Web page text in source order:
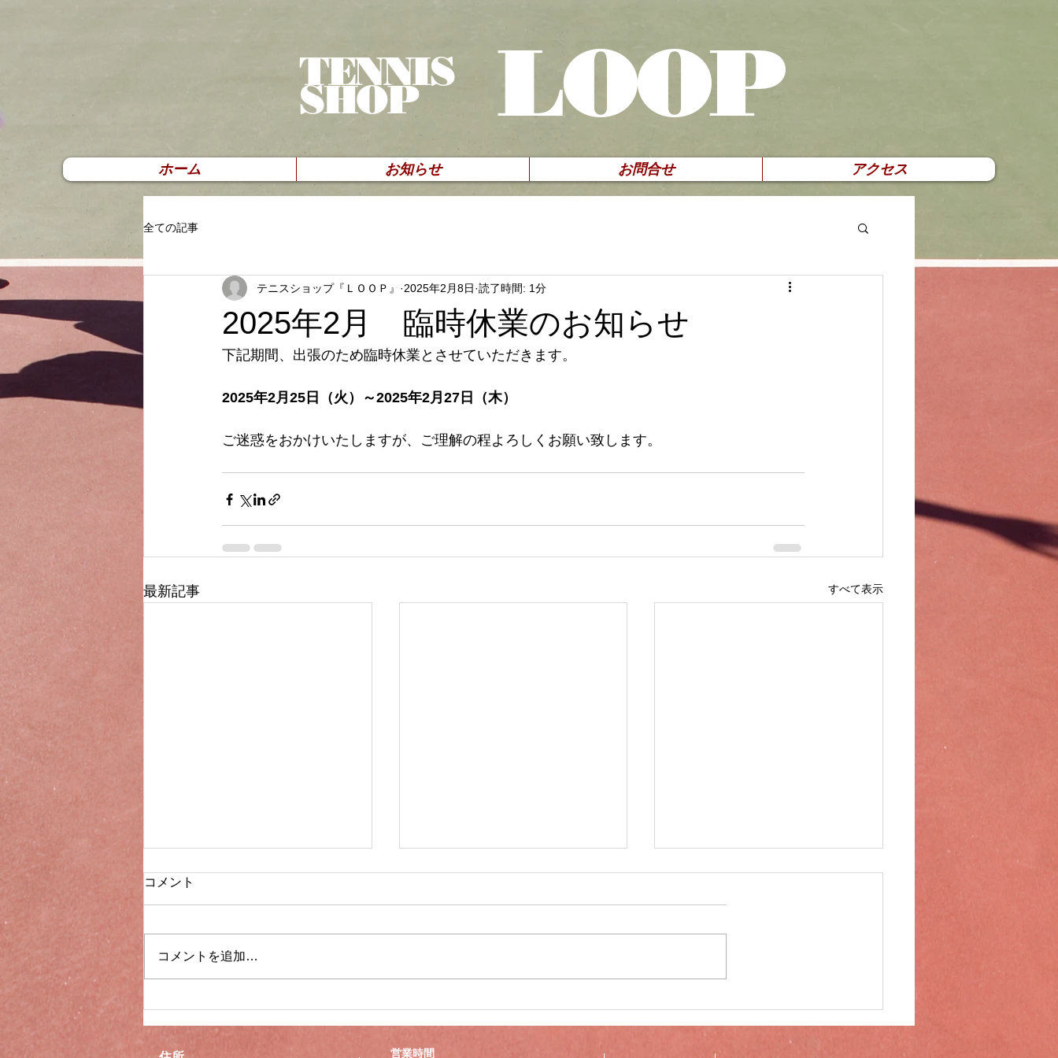
TENNIS
SHOP LOOP
ホーム お知らせ お問合せ アクセス
全ての記事
2025年2月 臨時休業のお知らせ
テニスショップ『ＬＯＯＰ』 2025年2月8日 読了時間: 1分
下記期間、出張のため臨時休業とさせていただきます。
2025年2月25日（火）～2025年2月27日（木）
ご迷惑をおかけいたしますが、ご理解の程よろしくお願い致します。
最新記事 すべて表示
臨時休業のお知らせ
下記日時、出張のため臨時休業い
おかけいたしますがよろしくお願
いいたします。
年末年始営業のお知らせ
下記期間、臨時休業並びに営業時
～2026/1/3（土） 臨時休業
臨時休業のお知らせ
出張のため、下記期間は臨時休業
けいたしますがご理解の程よろし
コメント
コメントを追加…
営業時間